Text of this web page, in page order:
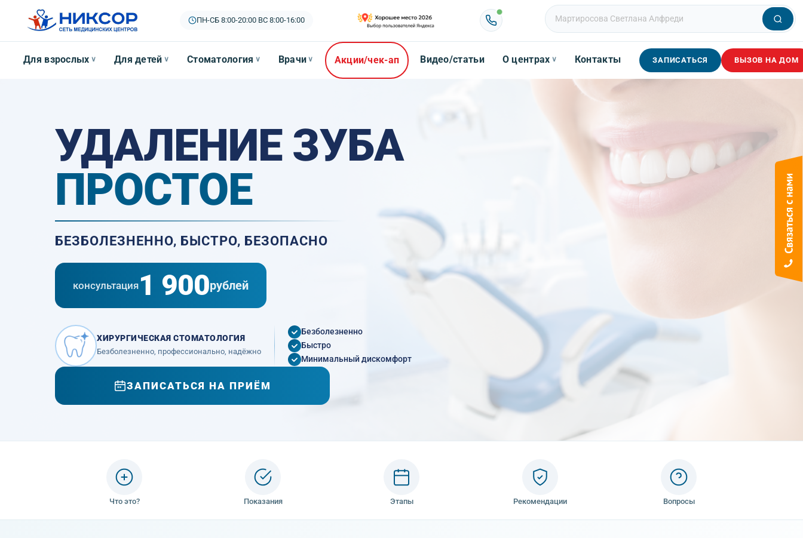
ПН-СБ 8:00-20:00| ВС 8:00-16:00
Для взрослых ∨ Для детей ∨ Стоматология ∨ Врачи ∨ Акции/чек-ап Видео/статьи О центрах ∨ Контакты ЗАПИСАТЬСЯ ВЫЗОВ НА ДОМ
УДАЛЕНИЕ ЗУБА
ПРОСТОЕ
БЕЗБОЛЕЗНЕННО, БЫСТРО, БЕЗОПАСНО
консультация 1 900рублей
ХИРУРГИЧЕСКАЯ СТОМАТОЛОГИЯ
Безболезненно, профессионально, надёжно
Безболезненно
Быстро
Минимальный дискомфорт
ЗАПИСАТЬСЯ НА ПРИЁМ
Что это? Показания Этапы Рекомендации Вопросы